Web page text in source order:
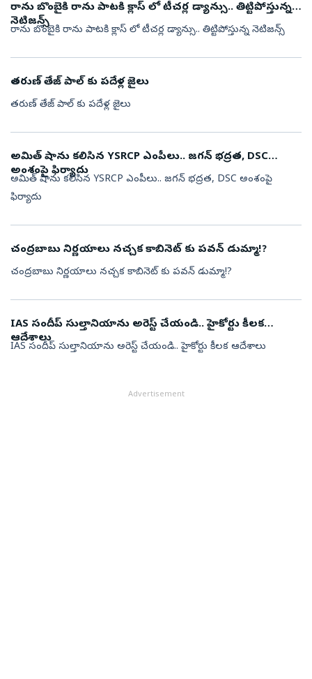
రాను బొంబైకి రాను పాటకి క్లాస్ లో టీచర్ల డ్యాన్సు.. తిట్టిపోస్తున్న
నెటిజన్స్
రాను బొంబైకి రాను పాటకి క్లాస్ లో టీచర్ల డ్యాన్సు.. తిట్టిపోస్తున్న నెటిజన్స్
తరుణ్ తేజ్ పాల్ కు పదేళ్ల జైలు
తరుణ్ తేజ్ పాల్ కు పదేళ్ల జైలు
అమిత్ షాను కలిసిన YSRCP ఎంపీలు.. జగన్ భద్రత, DSC
అంశంపై ఫిర్యాదు
అమిత్ షాను కలిసిన YSRCP ఎంపీలు.. జగన్ భద్రత, DSC అంశంపై
ఫిర్యాదు
చంద్రబాబు నిర్ణయాలు నచ్చక కాబినెట్ కు పవన్ డుమ్మా!?
చంద్రబాబు నిర్ణయాలు నచ్చక కాబినెట్ కు పవన్ డుమ్మా!?
IAS సందీప్ సుల్తానియాను అరెస్ట్ చేయండి.. హైకోర్టు కీలక
ఆదేశాలు
IAS సందీప్ సుల్తానియాను అరెస్ట్ చేయండి.. హైకోర్టు కీలక ఆదేశాలు
Advertisement